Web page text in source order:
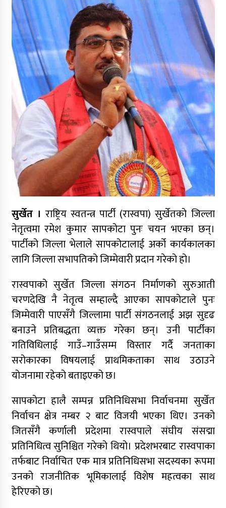
बमलाई समर्थन गर्ने घोषणा
कर्णाली प्रदेश निर्माण व्यवसायी महासंघको नेतृत्वमा
न्यौपाने–बम भिड्ने संकेत, सहमतिको प्रयास
निर्माण व्यवसायी महासंघको प्रदेश अधिवेशन,
सार्वजनिक खरिद सुधारदेखि नयाँ नेतृत्वसम्म छलफल
कविता – बहुरङ्गी भेटिन्छन्
कर्णाली निर्माण व्यवसायी महासंघ अध्यक्षको दौडमा
न्यौपाने अनुभव र नेतृत्वको बलियो दाबी
कर्णालीमा मन्त्रालय भागबण्डामै अड्कियो शाही
सरकार
कांग्रेस असन्तुष्ट पक्षद्वारा शशांकको नेतृत्वमा राष्ट्रिय
भेला तयारी, नयाँ पार्टीको संकेत
डोल्पाका लागि ग्यास बोकेको ट्रक दुर्घटनाग्रस्त
मलखाद बोकेको बोलेरो दुर्घटना : उपचारकै क्रममा एक
जनाको मृत्यु
कर्णालीमा दलित प्रतिनिधित्वको बहस: संविधानको
मर्मअनुसार समावेशी मन्त्रिपरिषद् गठनको माग
सुर्खेत । राष्ट्रिय स्वतन्त्र पार्टी (रास्वपा) सुर्खेतको जिल्ला
नेतृत्वमा रमेश कुमार सापकोटा पुनः चयन भएका छन्।
पार्टीको जिल्ला भेलाले सापकोटालाई अर्को कार्यकालका
लागि जिल्ला सभापतिको जिम्मेवारी प्रदान गरेको हो।
रास्वपाको सुर्खेत जिल्ला संगठन निर्माणको सुरुआती
चरणदेखि नै नेतृत्व सम्हाल्दै आएका सापकोटाले पुनः
जिम्मेवारी पाएसँगै जिल्लामा पार्टी संगठनलाई अझ सुदृढ
बनाउने प्रतिबद्धता व्यक्त गरेका छन्। उनी पार्टीका
गतिविधिलाई गाउँ–गाउँसम्म विस्तार गर्दै जनताका
सरोकारका विषयलाई प्राथमिकताका साथ उठाउने
योजनामा रहेको बताइएको छ।
सापकोटा हालै सम्पन्न प्रतिनिधिसभा निर्वाचनमा सुर्खेत
निर्वाचन क्षेत्र नम्बर २ बाट विजयी भएका थिए। उनको
जितसँगै कर्णाली प्रदेशमा रास्वपाले संघीय संसद्मा
प्रतिनिधित्व सुनिश्चित गरेको थियो। प्रदेशभरबाट रास्वपाका
तर्फबाट निर्वाचित एक मात्र प्रतिनिधिसभा सदस्यका रूपमा
उनको राजनीतिक भूमिकालाई विशेष महत्वका साथ
हेरिएको छ।